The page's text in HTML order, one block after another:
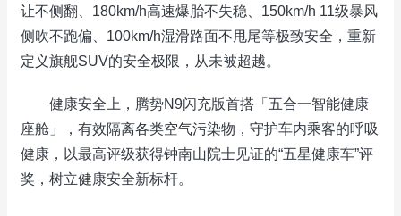
让不侧翻、180km/h高速爆胎不失稳、150km/h 11级暴风
侧吹不跑偏、100km/h湿滑路面不甩尾等极致安全，重新
定义旗舰SUV的安全极限，从未被超越。
健康安全上，腾势N9闪充版首搭「五合一智能健康
座舱」，有效隔离各类空气污染物，守护车内乘客的呼吸
健康，以最高评级获得钟南山院士见证的“五星健康车”评
奖，树立健康安全新标杆。